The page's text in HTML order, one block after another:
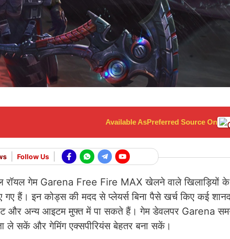
Available AsPreferred Source On
Follow Us
रॉयल गेम Garena Free Fire MAX खेलने वाले खिलाड़ियों
गए हैं। इन कोड्स की मदद से प्लेयर्स बिना पैसे खर्च किए कई
और अन्य आइटम मुफ्त में पा सकते हैं। गेम डेवलपर Garena
ले सकें और गेमिंग एक्सपीरियंस बेहतर बना सकें।